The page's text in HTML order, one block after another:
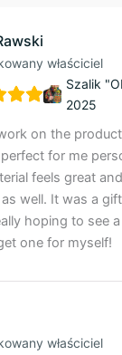
właściciel
Szalik
2025
on the
for me
feels great
well. It was a
hoping to see
one for myself!
właściciel